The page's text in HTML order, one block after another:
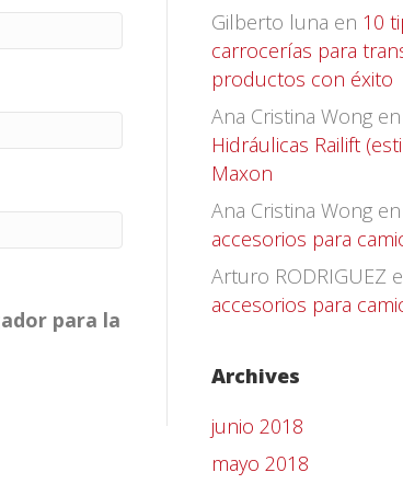
para la
Gilberto luna en 10
carrocerías para
productos con éxito
Ana Cristina Wong en
Hidráulicas Railift
Maxon
Ana Cristina Wong en
accesorios para
Arturo RODRIGUEZ
accesorios para
Archives
junio 2018
mayo 2018